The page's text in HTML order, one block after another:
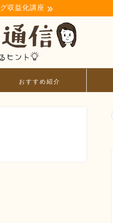
収益化講座
おすすめ紹介